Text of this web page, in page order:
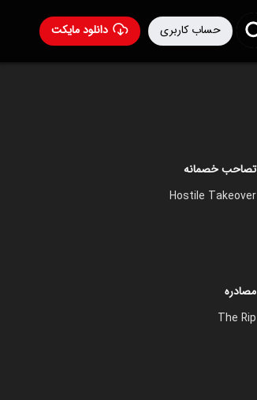
دانلود مایکت حساب کاربری
تصاحب خصمانه
Hostile Takeover
مصادره
The Rip